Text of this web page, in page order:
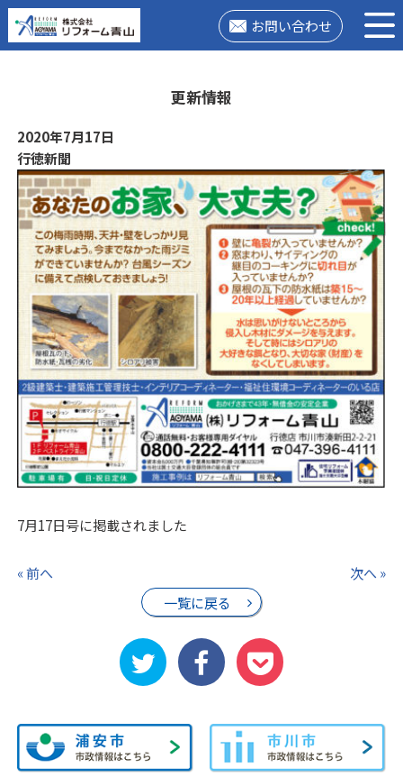
お問い合わせ
更新情報
2020年7月17日
行徳新聞
7月17日号に掲載されました
« 前へ
一覧に戻る
次へ »